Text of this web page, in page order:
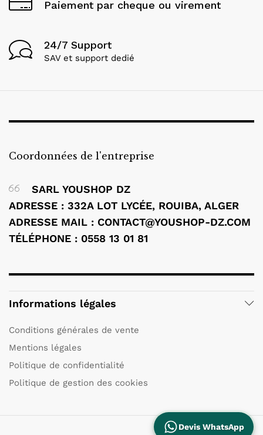
Paiement par cheque ou virement
24/7 Support
SAV et support dedié
Coordonnées de l'entreprise
SARL YOUSHOP DZ
ADRESSE : 332A LOT LYCÉE, ROUIBA, ALGER
ADRESSE MAIL : CONTACT@YOUSHOP-DZ.COM
TÉLÉPHONE : 0558 13 01 81
Informations légales
Conditions générales de vente
Mentions légales
Politique de confidentialité
Politique de gestion des cookies
Devis WhatsApp